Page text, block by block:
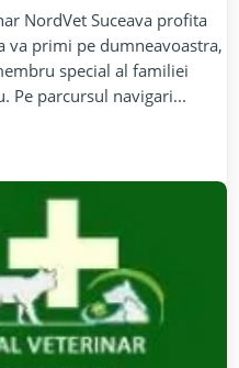
NordVet Suceava profita
va primi pe dumneavoastra,
special al familiei
Pe parcursul navigari...